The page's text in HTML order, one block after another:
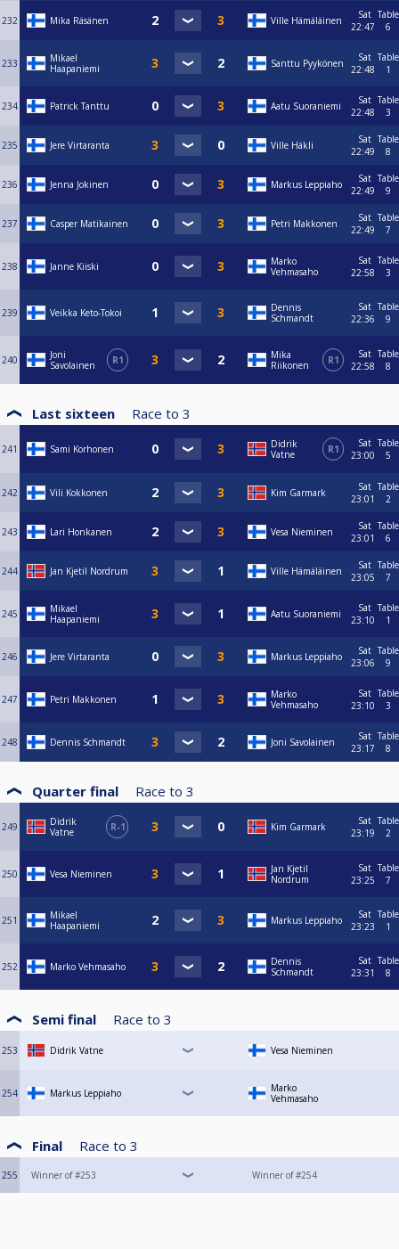
232 Mika Räsänen Ville Hämäläinen
Sat
22:47
Table
6
233
Mikael
Haapaniemi
Santtu Pyykönen
Sat
22:48
Table
1
234 Patrick Tanttu Aatu Suoraniemi
Sat
22:48
Table
3
235 Jere Virtaranta Ville Häkli
Sat
22:49
Table
8
236 Jenna Jokinen Markus Leppiaho
Sat
22:49
Table
9
237 Casper Matikainen Petri Makkonen
Sat
22:49
Table
7
238 Janne Kiiski
Marko
Vehmasaho
Sat
22:58
Table
3
239 Veikka Keto-Tokoi
Dennis
Schmandt
Sat
22:36
Table
9
240
Joni
Savolainen
R1
Mika
Riikonen
R1
Sat
22:58
Table
8
Last sixteen Race to 3
241 Sami Korhonen
Didrik
Vatne
R1
Sat
23:00
Table
5
242 Vili Kokkonen Kim Garmark
Sat
23:01
Table
2
243 Lari Honkanen Vesa Nieminen
Sat
23:01
Table
6
244 Jan Kjetil Nordrum Ville Hämäläinen
Sat
23:05
Table
7
245
Mikael
Haapaniemi
Aatu Suoraniemi
Sat
23:10
Table
1
246 Jere Virtaranta Markus Leppiaho
Sat
23:06
Table
9
247 Petri Makkonen
Marko
Vehmasaho
Sat
23:10
Table
3
248 Dennis Schmandt Joni Savolainen
Sat
23:17
Table
8
Quarter final Race to 3
249
Didrik
Vatne
R-1 Kim Garmark
Sat
23:19
Table
2
250 Vesa Nieminen
Jan Kjetil
Nordrum
Sat
23:25
Table
7
251
Mikael
Haapaniemi
Markus Leppiaho
Sat
23:23
Table
1
252 Marko Vehmasaho
Dennis
Schmandt
Sat
23:31
Table
8
Semi final Race to 3
253 Didrik Vatne Vesa Nieminen
254 Markus Leppiaho
Marko
Vehmasaho
Final Race to 3
255 Winner of #253 Winner of #254